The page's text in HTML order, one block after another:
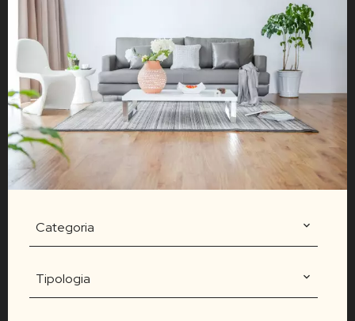
Categoria
Tipologia